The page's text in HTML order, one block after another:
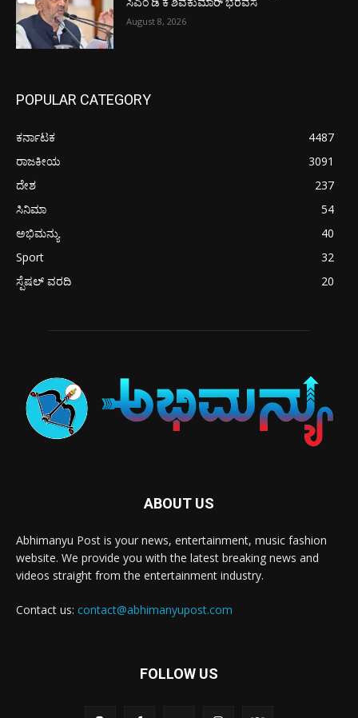
August 8, 2026
POPULAR CATEGORY
ಕರ್ನಾಟಕ
4487
ರಾಜಕೀಯ
3091
ದೇಶ
237
ಸಿನಿಮಾ
54
ಅಭಿಮನ್ಯು
40
Sport
32
ಸ್ಪೆಷಲ್ ವರದಿ
20
ABOUT US
Abhimanyu Post is your news, entertainment, music fashion
website. We provide you with the latest breaking news and
videos straight from the entertainment industry.
Contact us: contact@abhimanyupost.com
FOLLOW US